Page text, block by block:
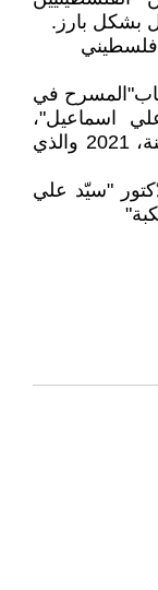
بشكل بارز.
في
اسماعيل"،
الصادر عن وزارة الثقافة الفلسطينية سنة، 2021 والذي
"سيّد علي